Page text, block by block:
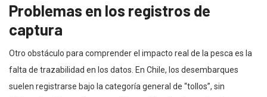
Problemas en los registros de
captura
Otro obstáculo para comprender el impacto real de la pesca es la
falta de trazabilidad en los datos. En Chile, los desembarques
suelen registrarse bajo la categoría general de “tollos”, sin